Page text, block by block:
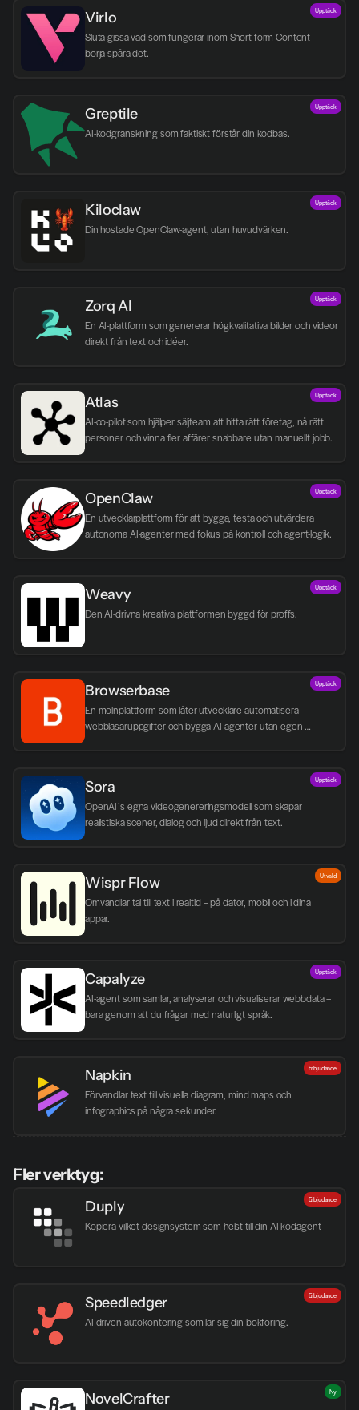
Virlo
Sluta gissa vad som fungerar inom Short form Content –
börja spåra det.
Upptäck
Greptile
AI-kodgranskning som faktiskt förstår din kodbas.
Upptäck
Kiloclaw
Din hostade OpenClaw-agent, utan huvudvärken.
Upptäck
Zorq AI
En AI-plattform som genererar högkvalitativa bilder och videor
direkt från text och idéer.
Upptäck
Atlas
AI-co-pilot som hjälper säljteam att hitta rätt företag, nå rätt
personer och vinna fler affärer snabbare utan manuellt jobb.
Upptäck
OpenClaw
En utvecklarplattform för att bygga, testa och utvärdera
autonoma AI-agenter med fokus på kontroll och agent-logik.
Upptäck
Weavy
Den AI-drivna kreativa plattformen byggd för proffs.
Upptäck
Browserbase
En molnplattform som låter utvecklare automatisera
webbläsaruppgifter och bygga AI-agenter utan egen
Upptäck
Sora
OpenAI´s egna videogenereringsmodell som skapar
realistiska scener, dialog och ljud direkt från text.
Upptäck
Wispr Flow
Omvandlar tal till text i realtid – på dator, mobil och i dina
appar.
Utvald
Capalyze
AI-agent som samlar, analyserar och visualiserar webbdata –
bara genom att du frågar med naturligt språk.
Upptäck
Napkin
Förvandlar text till visuella diagram, mind maps och
infographics på några sekunder.
Erbjudande
Fler verktyg:
Duply
Kopiera vilket designsystem som helst till din AI-kodagent
Erbjudande
Speedledger
AI-driven autokontering som lär sig din bokföring.
Erbjudande
NovelCrafter Ny